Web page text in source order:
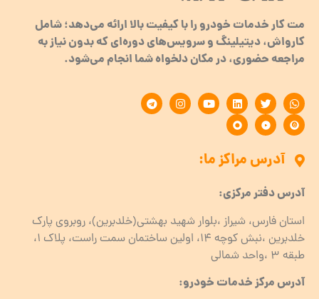
مت کار خدمات خودرو را با کیفیت بالا ارائه می‌دهد؛ شامل
کارواش، دیتیلینگ و سرویس‌های دوره‌ای که بدون نیاز به
مراجعه حضوری، در مکان دلخواه شما انجام می‌شود.
آدرس مراکز ما:
آدرس دفتر مرکزی:
استان فارس، شیراز ،بلوار شهید بهشتی(خلدبرین)، روبروی پارک
خلدبرین ،نبش کوچه ۱۴، اولین ساختمان سمت راست، پلاک 1،
طبقه ۳ ،واحد شمالی
آدرس مرکز خدمات خودرو: